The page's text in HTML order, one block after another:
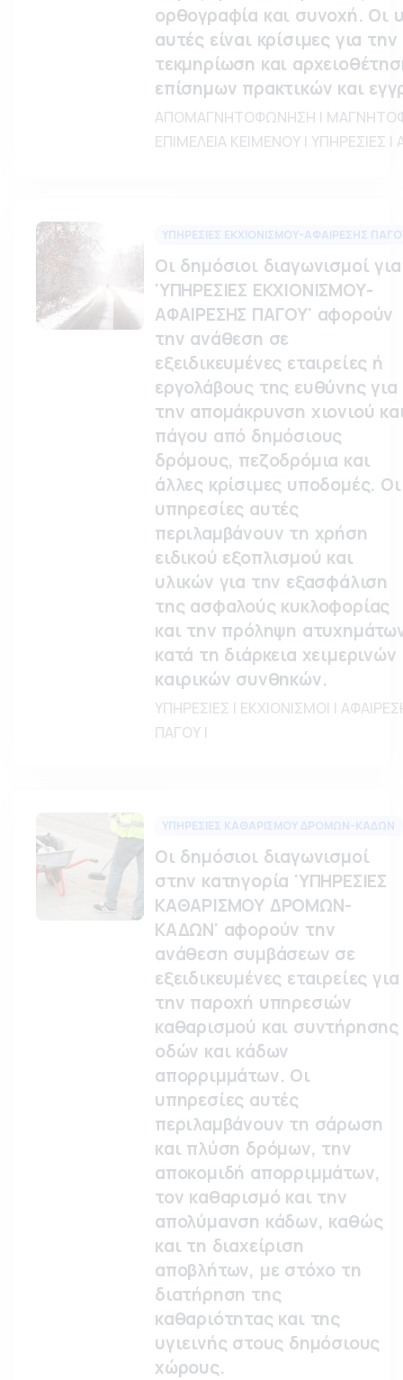
ορθογραφία και συνοχή. Οι
αυτές είναι κρίσιμες για την
τεκμηρίωση και
επίσημων πρακτικών και
ΑΠΟΜΑΓΝΗΤΟΦΩΝΗΣΗ |
ΕΠΙΜΕΛΕΙΑ ΚΕΙΜΕΝΟΥ | ΥΠΗΡΕΣΙΕΣ |
ΥΠΗΡΕΣΙΕΣ ΕΚΧΙΟΝΙΣΜΟΥ-ΑΦΑΙΡΕΣΗΣ
Οι δημόσιοι διαγωνισμοί για
'ΥΠΗΡΕΣΙΕΣ ΕΚΧΙΟΝΙΣΜΟΥ-
ΑΦΑΙΡΕΣΗΣ ΠΑΓΟΥ' αφορούν
την ανάθεση σε
εξειδικευμένες εταιρείες ή
εργολάβους της ευθύνης για
την απομάκρυνση χιονιού
πάγου από δημόσιους
δρόμους, πεζοδρόμια και
άλλες κρίσιμες υποδομές. Οι
υπηρεσίες αυτές
περιλαμβάνουν τη χρήση
ειδικού εξοπλισμού και
υλικών για την εξασφάλιση
της ασφαλούς κυκλοφορίας
και την πρόληψη
κατά τη διάρκεια χειμερινών
καιρικών συνθηκών.
ΥΠΗΡΕΣΙΕΣ | ΕΚΧΙΟΝΙΣΜΟΙ |
ΠΑΓΟΥ |
ΥΠΗΡΕΣΙΕΣ ΚΑΘΑΡΙΣΜΟΥ ΔΡΟΜΩΝ-ΚΑΔΩΝ
Οι δημόσιοι διαγωνισμοί
στην κατηγορία 'ΥΠΗΡΕΣΙΕΣ
ΚΑΘΑΡΙΣΜΟΥ ΔΡΟΜΩΝ-
ΚΑΔΩΝ' αφορούν την
ανάθεση συμβάσεων σε
εξειδικευμένες εταιρείες για
την παροχή υπηρεσιών
καθαρισμού και συντήρησης
οδών και κάδων
απορριμμάτων. Οι
υπηρεσίες αυτές
περιλαμβάνουν τη σάρωση
και πλύση δρόμων, την
αποκομιδή απορριμμάτων,
τον καθαρισμό και την
απολύμανση κάδων, καθώς
και τη διαχείριση
αποβλήτων, με στόχο τη
διατήρηση της
καθαριότητας και της
υγιεινής στους δημόσιους
χώρους.